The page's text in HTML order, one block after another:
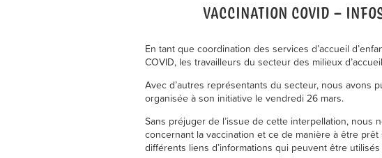
VACCINATION COVID –
En tant que coordination des services d’accueil
COVID, les travailleurs du secteur des milieux
Avec d’autres représentants du secteur, nous avons
organisée à son initiative le vendredi 26 mars.
Sans préjuger de l’issue de cette interpellation, nous
concernant la vaccination et ce de manière à être
différents liens d’informations qui peuvent être